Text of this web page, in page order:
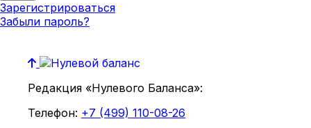
Зарегистрироваться
Забыли пароль?
Редакция «Нулевого Баланса»:
Телефон: +7 (499) 110-08-26